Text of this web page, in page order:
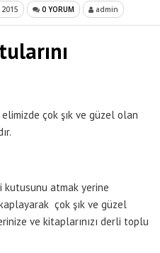
0 YORUM admin
çok şık ve güzel olan
kutusunu atmak yerine
çok şık ve güzel
ve kitaplarınızı derli toplu